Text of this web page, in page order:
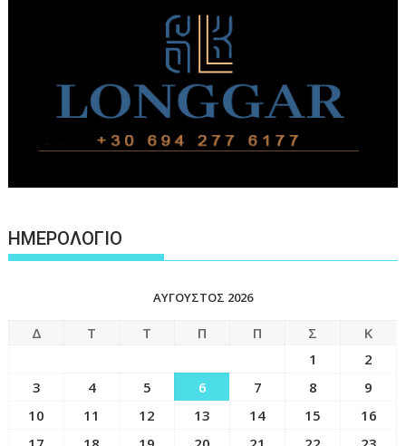
ΗΜΕΡΟΛΟΓΙΟ
ΑΎΓΟΥΣΤΟΣ 2026
Δ Τ Τ Π Π Σ
Κ
1
2
3
4 5 6 7 8
9
10
11 12 13 14 15
16